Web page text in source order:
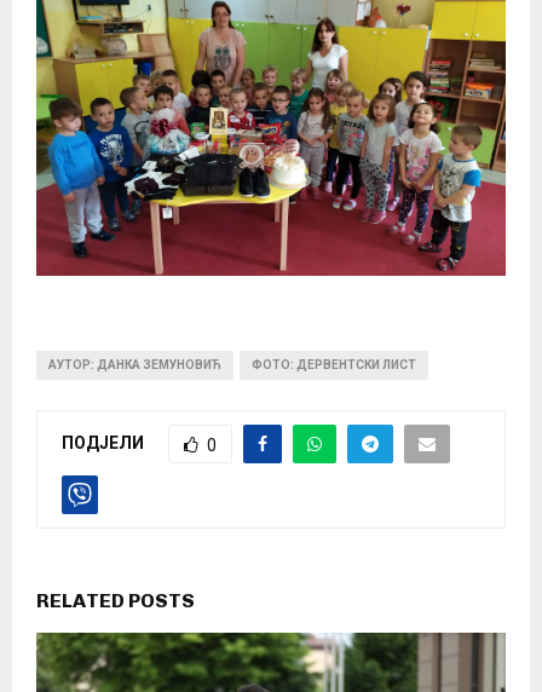
АУТОР: ДАНКА ЗЕМУНОВИЋ ФОТО: ДЕРВЕНТСКИ ЛИСТ
ПОДЈЕЛИ 0
RELATED POSTS